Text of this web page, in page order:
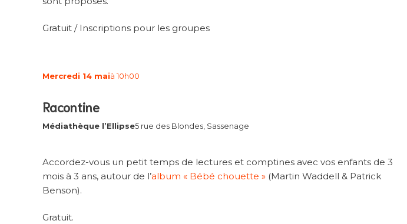
Gratuit / Inscriptions pour les groupes
Mercredi 14 maià 10h00
Racontine
Médiathèque l’Ellipse5 rue des Blondes, Sassenage
Accordez-vous un petit temps de lectures et comptines avec vos enfants de 3
mois à 3 ans, autour de l’album « Bébé chouette » (Martin Waddell & Patrick
Benson).
Gratuit.